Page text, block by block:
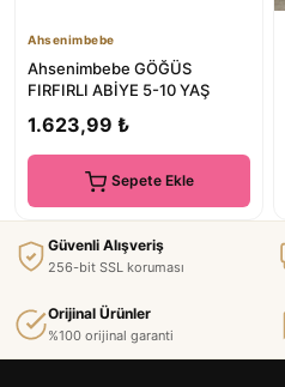
Ahsenimbebe
Ahsenimbebe GÖĞÜS
FIRFIRLI ABİYE 5-10 YAŞ
1.623,99 ₺
Sepete Ekle
Güvenli Alışveriş
256-bit SSL koruması
Orijinal Ürünler
%100 orijinal garanti